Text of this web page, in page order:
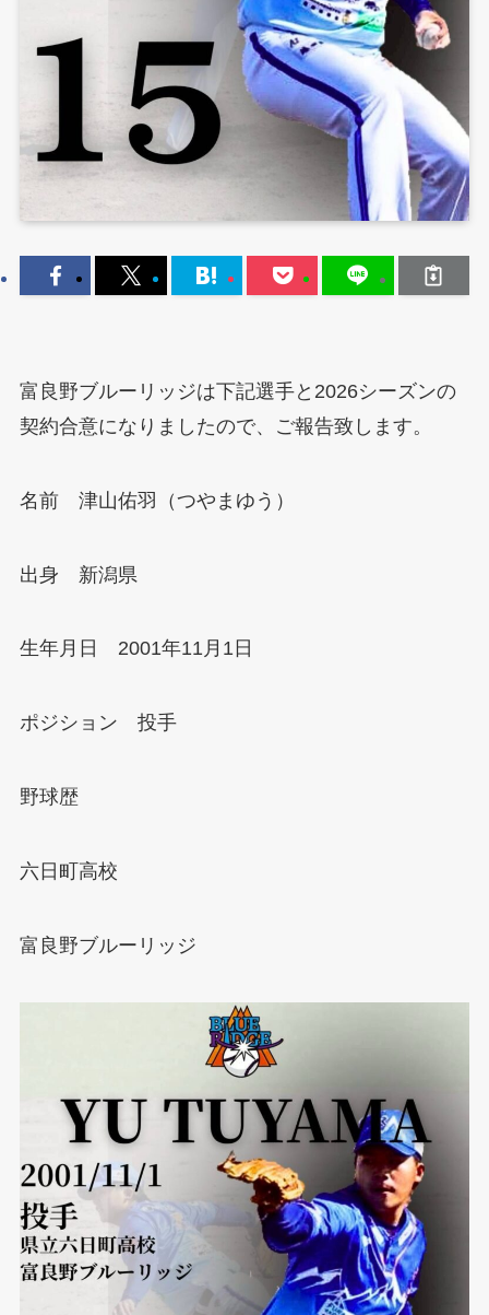
富良野ブルーリッジは下記選手と2026シーズンの
契約合意になりましたので、ご報告致します。
名前 津山佑羽（つやまゆう）
出身 新潟県
生年月日 2001年11月1日
ポジション 投手
野球歴
六日町高校
富良野ブルーリッジ